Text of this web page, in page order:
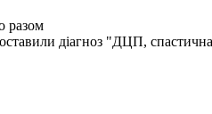
разом
діагноз "ДЦП,